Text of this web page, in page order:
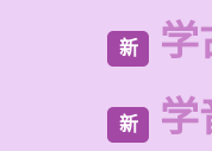
新 学
新 学